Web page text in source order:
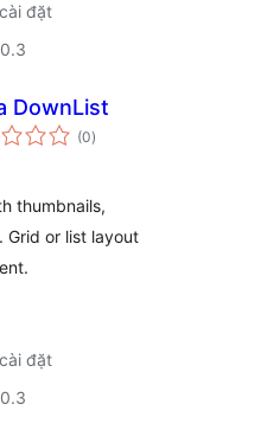
đặt
DownList
(0tổng
đánh
)
thumbnails,
Grid or list layout
đặt